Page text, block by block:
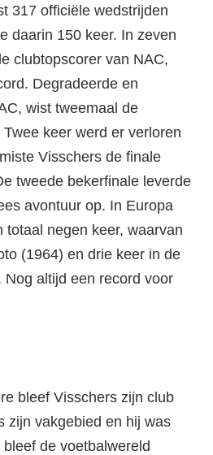
317 officiële wedstrijden
daarin 150 keer. In zeven
clubtopscorer van NAC,
Degradeerde en
wist tweemaal de
keer werd er verloren
Visschers de finale
tweede bekerfinale leverde
avontuur op. In Europa
totaal negen keer, waarvan
(1964) en drie keer in de
Nog altijd een record voor
bleef Visschers zijn club
zijn vakgebied en hij was
de voetbalwereld